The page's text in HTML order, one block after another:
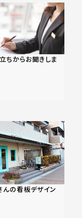
ちからお聞きしま
んの看板デザイン